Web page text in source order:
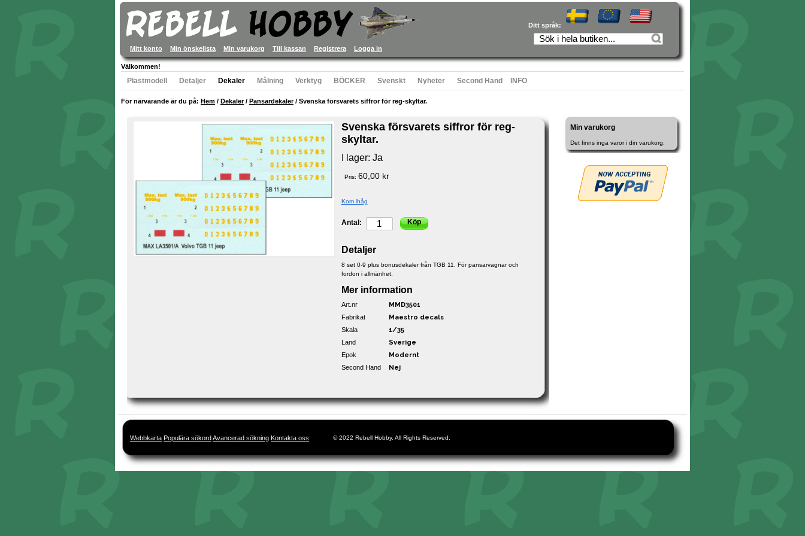
Ditt språk:
Mitt konto Min önskelista Min varukorg Till kassan Registrera Logga in
Välkommen!
Plastmodell Detaljer Dekaler Målning Verktyg BÖCKER Svenskt Nyheter Second Hand INFO
För närvarande är du på: Hem / Dekaler/ Pansardekaler/ Svenska försvarets siffror för reg-skyltar.
Svenska försvarets siffror för reg-
skyltar.
I lager: Ja
Pris: 60,00 kr
Kom ihåg
Antal: Köp
Detaljer
8 set 0-9 plus bonusdekaler från TGB 11. För pansarvagnar och
fordon i allmänhet.
Mer information
Art.nr MMD3501
Fabrikat Maestro decals
Skala 1/35
Land Sverige
Epok Modernt
Second Hand Nej
Min varukorg
Det finns inga varor i din varukorg.
Webbkarta Populära sökordAvancerad sökning Kontakta oss © 2022 Rebell Hobby. All Rights Reserved.